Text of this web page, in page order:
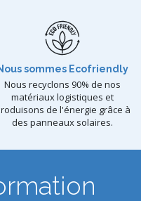
sommes Ecofriendly
Nous recyclons 90% de nos
matériaux logistiques et
de l'énergie grâce à
des panneaux solaires.